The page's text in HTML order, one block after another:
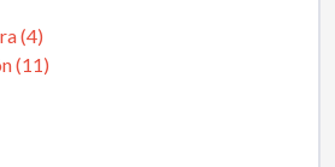
(4)
(11)